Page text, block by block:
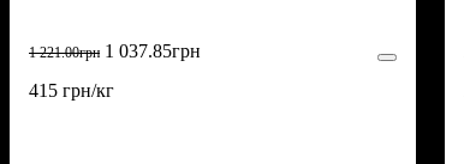
1 221.00грн 1 037.85грн
415 грн/кг